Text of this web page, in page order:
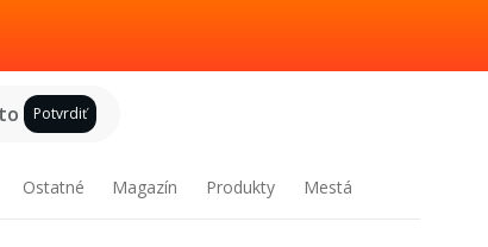
Potvrdiť
Ostatné Magazín Produkty Mestá